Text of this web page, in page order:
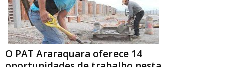
O PAT Araraquara oferece 14